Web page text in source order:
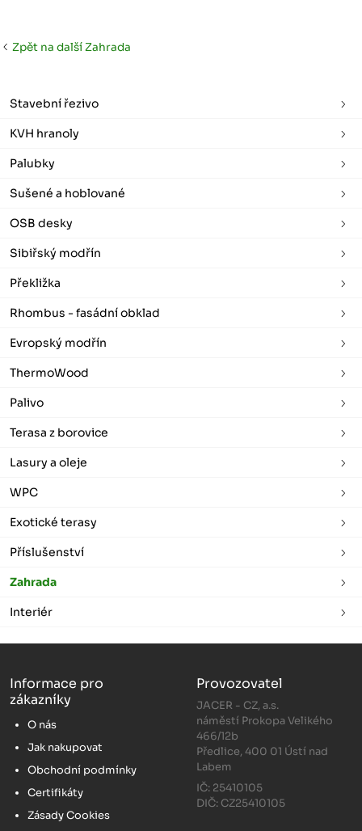
Zpět na další Zahrada
Stavební řezivo
KVH hranoly
Palubky
Sušené a hoblované
OSB desky
Sibiřský modřín
Překližka
Rhombus - fasádní obklad
Evropský modřín
ThermoWood
Palivo
Terasa z borovice
Lasury a oleje
WPC
Exotické terasy
Příslušenství
Zahrada
Interiér
Informace pro
zákazníky
O nás
Jak nakupovat
Obchodní podmínky
Certifikáty
Zásady Cookies
Provozovatel
JACER - CZ, a.s.
náměstí Prokopa Velikého
466/12b
Předlice, 400 01 Ústí nad
Labem
IČ: 25410105
DIČ: CZ25410105